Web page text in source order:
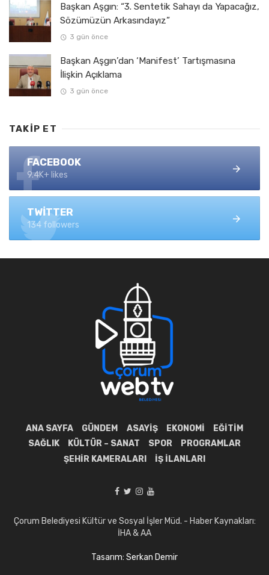
Başkan Aşgın: “3. Sentetik Sahayı da Yapacağız,
Sözümüzün Arkasındayız”
3 gün önce
Başkan Aşgın’dan ‘Manifest’ Tartışmasına
İlişkin Açıklama
3 gün önce
TAKIP ET
FACEBOOK
9.4K+ likes
TWITTER
134 followers
ANA SAYFA GÜNDEM ASAYIŞ EKONOMI
EĞITIM
SAĞLIK
KÜLTÜR – SANAT SPOR
PROGRAMLAR
ŞEHIR KAMERALARI
İŞ İLANLARI
Çorum Belediyesi Kültür ve Sosyal İşler Müd. - Haber Kaynakları:
İHA & AA
Tasarım: Serkan Demir